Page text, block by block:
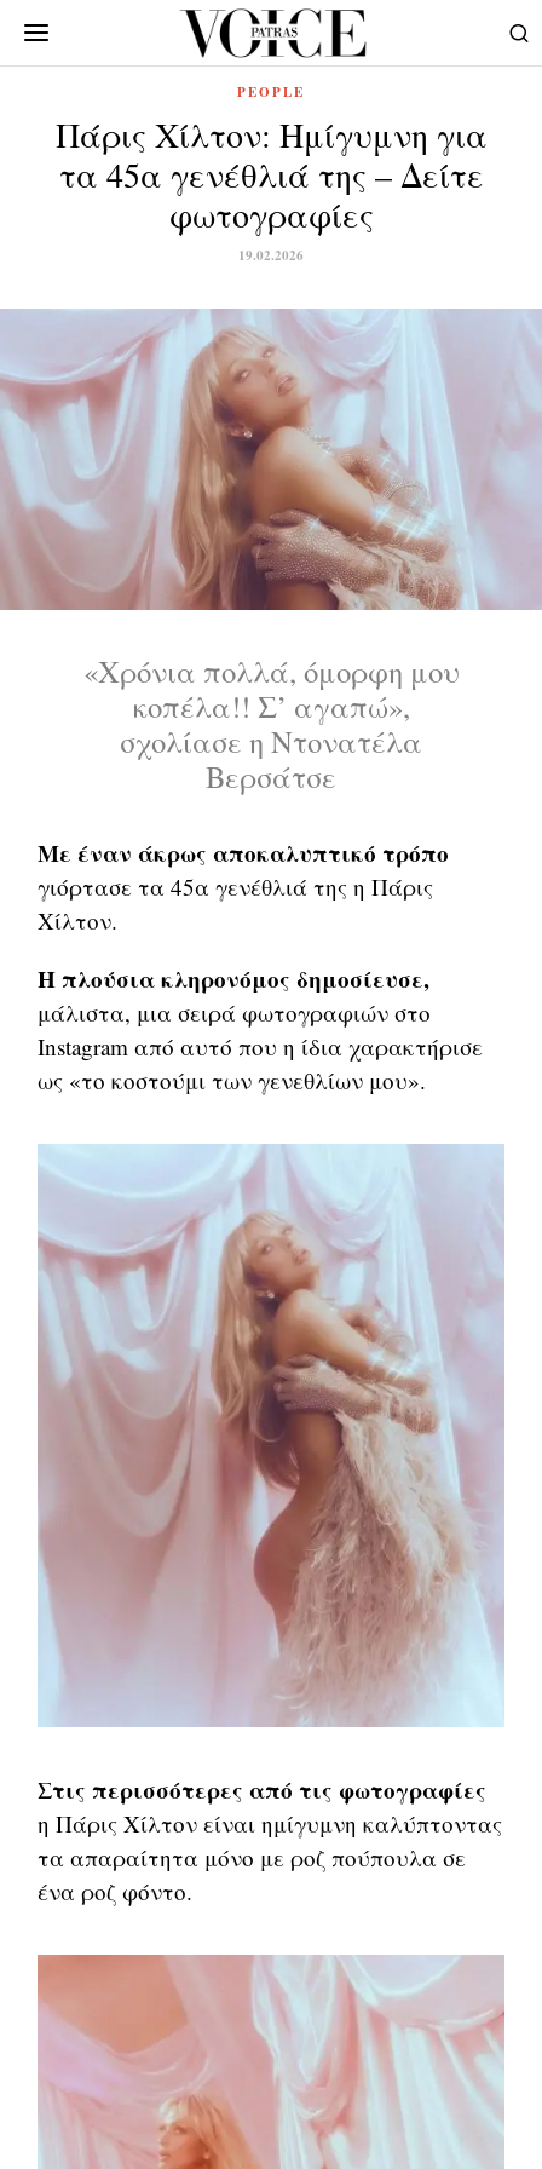
PEOPLE
Πάρις Χίλτον: Ημίγυμνη για
τα 45α γενέθλιά της – Δείτε
φωτογραφίες
19.02.2026
«Χρόνια πολλά, όμορφη μου
κοπέλα!! Σ’ αγαπώ»,
σχολίασε η Ντονατέλα
Βερσάτσε
Με έναν άκρως αποκαλυπτικό τρόπο
γιόρτασε τα 45α γενέθλιά της η Πάρις
Χίλτον.
Η πλούσια κληρονόμος δημοσίευσε,
μάλιστα, μια σειρά φωτογραφιών στο
Instagram από αυτό που η ίδια χαρακτήρισε
ως «το κοστούμι των γενεθλίων μου».
Στις περισσότερες από τις φωτογραφίες
η Πάρις Χίλτον είναι ημίγυμνη καλύπτοντας
τα απαραίτητα μόνο με ροζ πούπουλα σε
ένα ροζ φόντο.